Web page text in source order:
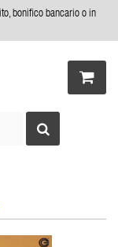
bonifico bancario o in